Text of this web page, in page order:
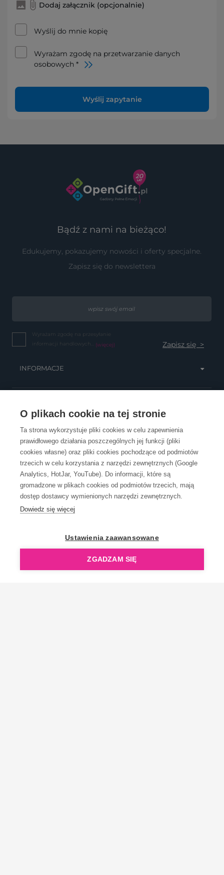
O plikach cookie na tej stronie
Ta strona wykorzystuje pliki cookies w celu zapewnienia
prawidłowego działania poszczególnych jej funkcji (pliki
cookies własne) oraz pliki cookies pochodzące od podmiotów
trzecich w celu korzystania z narzędzi zewnętrznych (Google
Analytics, HotJar, YouTube). Do informacji, które są
gromadzone w plikach cookies od podmiotów trzecich, mają
dostęp dostawcy wymienionych narzędzi zewnętrznych.
Dowiedz się więcej
Ustawienia zaawansowane
ZGADZAM SIĘ
Dodaj załącznik (opcjonalnie)
Wyślij do mnie kopię
Wyrażam zgodę na przetwarzanie danych
osobowych *
Wyślij zapytanie
Bądź z nami na bieżąco!
Edukujemy, pokazujemy nowości i oferty specjalne.
Zapisz się do newslettera
Wyrażam zgodę na przesyłanie
informacji handlowych... (więcej)
INFORMACJE
OBSŁUGA KLIENTA
KONTAKT
OpenGift jest częścią ReflectGroup.